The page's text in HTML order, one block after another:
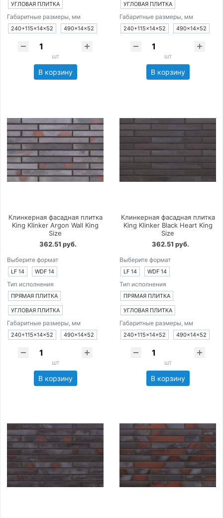
УГЛОВАЯ ПЛИТКА
Габаритные размеры, мм
240+115×14×52 490×14×52
шт
В корзину
УГЛОВАЯ ПЛИТКА
Габаритные размеры, мм
240+115×14×52 490×14×52
шт
В корзину
Клинкерная фасадная плитка
King Klinker Argon Wall King
Size
362.51 руб.
Выберите формат
LF 14 WDF 14
Тип исполнения
ПРЯМАЯ ПЛИТКА
УГЛОВАЯ ПЛИТКА
Габаритные размеры, мм
240+115×14×52 490×14×52
шт
В корзину
Клинкерная фасадная плитка
King Klinker Black Heart King
Size
362.51 руб.
Выберите формат
LF 14 WDF 14
Тип исполнения
ПРЯМАЯ ПЛИТКА
УГЛОВАЯ ПЛИТКА
Габаритные размеры, мм
240+115×14×52 490×14×52
шт
В корзину